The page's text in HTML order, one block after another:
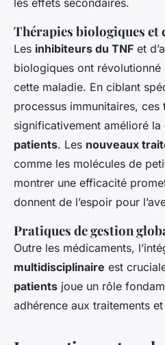
les effets secondaires.
Thérapies biologiques et
Les inhibiteurs du TNF et
biologiques ont
cette maladie. En ciblant
processus immunitaires, ces
significativement amélioré
patients. Les nouveaux
comme les molécules de
montrer une efficacité
donnent de l’espoir pour
Pratiques de gestion
Outre les médicaments,
multidisciplinaire est
patients joue un rôle
adhérence aux traitements